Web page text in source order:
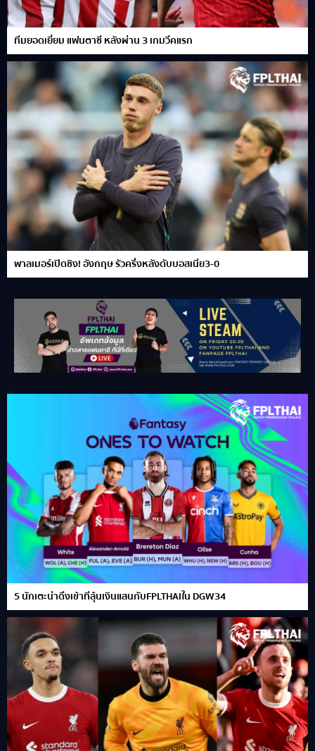
ทีมยอดเยี่ยม แฟนตาซี หลังผ่าน 3 เกมวีคแรก
พาลเมอร์เปิดซิง! อังกฤษ รัวครึ่งหลังดับบอสเนีย3-0
5 นักเตะน่าดึงเข้าทีลุ้นเงินแสนกับFPLTHAIใน DGW34